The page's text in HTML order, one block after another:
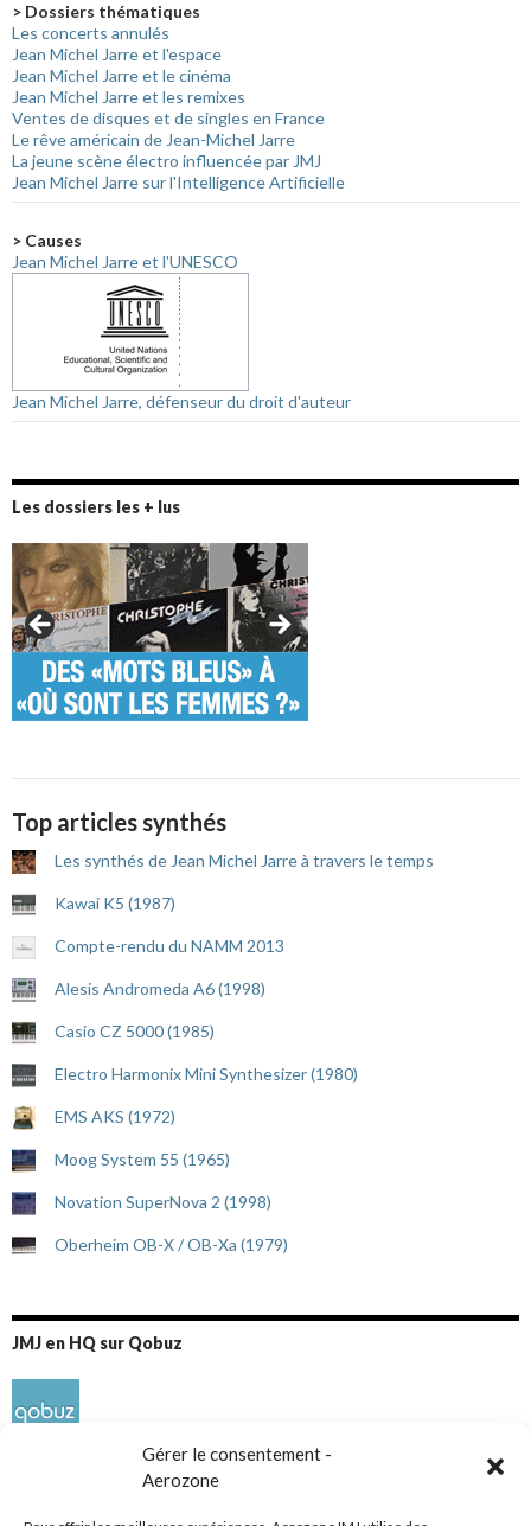
Gérer le consentement -
Aerozone
> Dossiers thématiques
Les concerts annulés
Jean Michel Jarre et l'espace
Jean Michel Jarre et le cinéma
Jean Michel Jarre et les remixes
Ventes de disques et de singles en France
Le rêve américain de Jean-Michel Jarre
La jeune scène électro influencée par JMJ
Jean Michel Jarre sur l'Intelligence Artificielle
> Causes
Jean Michel Jarre et l'UNESCO
Jean Michel Jarre, défenseur du droit d'auteur
Les dossiers les + lus
Top articles synthés
Les synthés de Jean Michel Jarre à travers le temps
Kawai K5 (1987)
Compte-rendu du NAMM 2013
Alesis Andromeda A6 (1998)
Casio CZ 5000 (1985)
Electro Harmonix Mini Synthesizer (1980)
EMS AKS (1972)
Moog System 55 (1965)
Novation SuperNova 2 (1998)
Oberheim OB-X / OB-Xa (1979)
JMJ en HQ sur Qobuz